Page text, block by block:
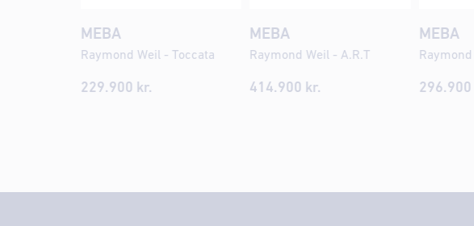
MEBA
Raymond Weil - Toccata
229.900 kr.
MEBA
Raymond Weil - A.R.T
414.900 kr.
MEBA
296.900